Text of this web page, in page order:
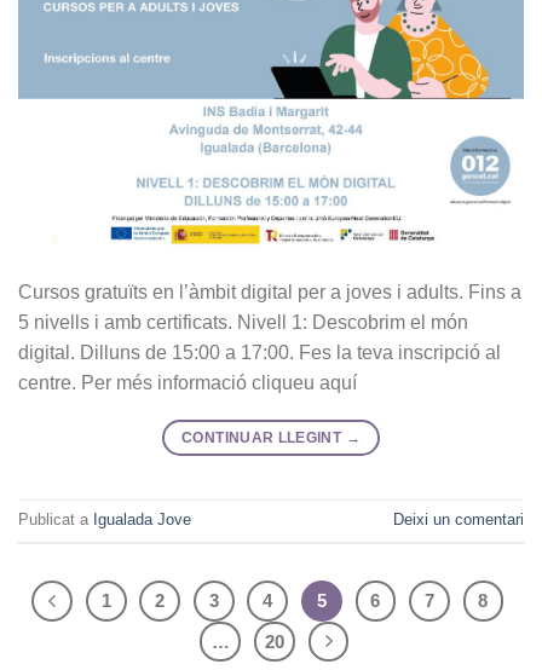
Cursos gratuïts en l’àmbit digital per a joves i adults. Fins a
5 nivells i amb certificats. Nivell 1: Descobrim el món
digital. Dilluns de 15:00 a 17:00. Fes la teva inscripció al
centre. Per més informació cliqueu aquí
CONTINUAR LLEGINT →
Publicat a Igualada Jove Deixi un comentari
1 2 3 4 5 6 7
8
…
20